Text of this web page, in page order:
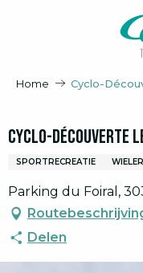
Home Cyclo-
Cyclo-Découverte
SPORTRECREATIE
Parking du Foiral,
Delen